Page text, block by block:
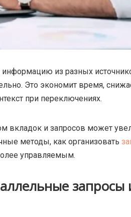
из разных
Это экономит время,
при переключениях.
вкладок и запросов может
методы, как организовать
управляемым.
запросы